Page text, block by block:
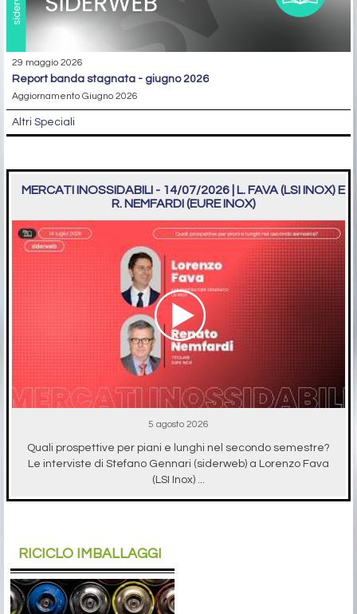
29 maggio 2026
report banda stagnata - giugno 2026
Aggiornamento Giugno 2026
Altri Speciali
MERCATI INOSSIDABILI - 14/07/2026 | L. FAVA (LSI INOX) E
R. NEMFARDI (EURE INOX)
5 agosto 2026
Quali prospettive per piani e lunghi nel secondo semestre?
Le interviste di Stefano Gennari (siderweb) a Lorenzo Fava
(LSI Inox) ...
RICICLO IMBALLAGGI